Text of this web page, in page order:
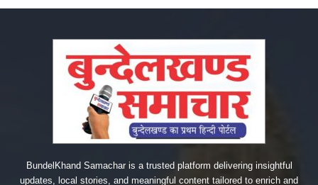
BundelKhand Samachar is a trusted platform delivering insightful
updates, local stories, and meaningful content tailored to enrich and